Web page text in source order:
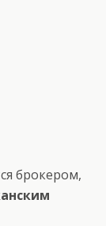
брокером,